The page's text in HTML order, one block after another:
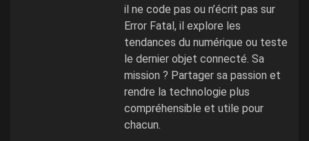
il ne code pas ou n’écrit pas sur
Error Fatal, il explore les
tendances du numérique ou teste
le dernier objet connecté. Sa
mission ? Partager sa passion et
rendre la technologie plus
compréhensible et utile pour
chacun.